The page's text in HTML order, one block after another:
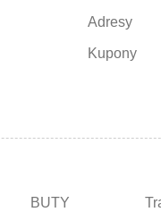
Adresy
Kupony
BUTY